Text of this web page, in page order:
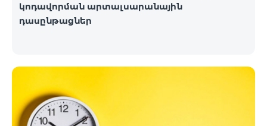
կոդավորման արտալսարանային
դասընթացներ